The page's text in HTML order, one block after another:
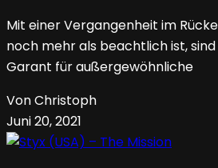
Mit einer Vergangenheit im
noch mehr als beachtlich ist,
Garant für außergewöhnliche
Von Christoph
Juni 20, 2021